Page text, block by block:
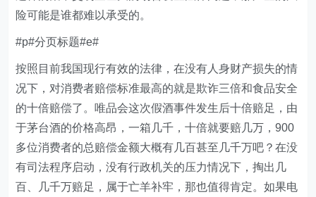
险可能是谁都难以承受的。
#p#分页标题#e#
按照目前我国现行有效的法律，在没有人身财产损失的情
况下，对消费者赔偿标准最高的就是欺诈三倍和食品安全
的十倍赔偿了。唯品会这次假酒事件发生后十倍赔足，由
于茅台酒的价格高昂，一箱几千，十倍就要赔几万，900
多位消费者的总赔偿金额大概有几百甚至几千万吧？在没
有司法程序启动，没有行政机关的压力情况下，掏出几
百、几千万赔足，属于亡羊补牢，那也值得肯定。如果电